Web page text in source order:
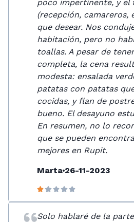
poco impertinente, y el
(recepción, camareros,
que desear. Nos
habitación, pero no
toallas. A pesar de
completa, la cena
modesta: ensalada
patatas con patatas
cocidas, y flan de
bueno. El desayuno
En resumen, no lo
que se pueden
mejores en Rupit.
Marta 26-11-2023
Solo hablaré de la